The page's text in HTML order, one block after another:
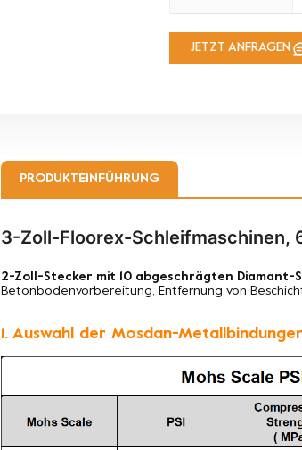
JETZT ANFRAGEN
PRODUKTEINFÜHRUNG
3-Zoll-Floorex-Schleifmaschinen,
2-Zoll-Stecker mit 10 abgeschrägten Diamant-
Betonbodenvorbereitung, Entfernung von
1. Auswahl der Mosdan-